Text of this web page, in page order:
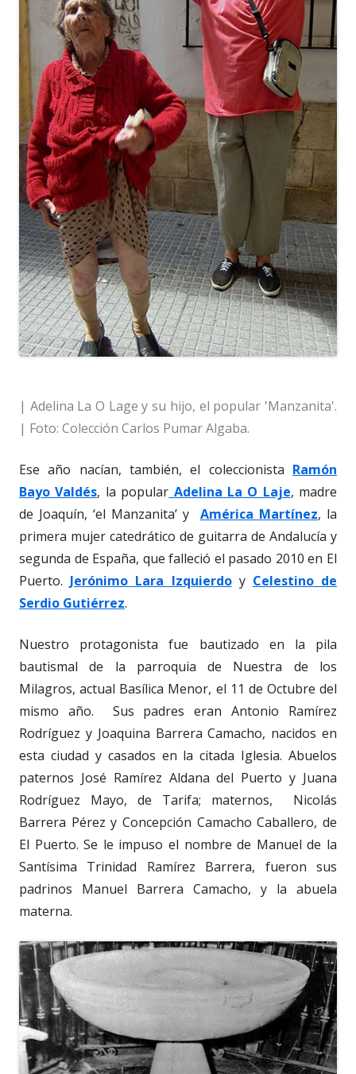
| Adelina La O Lage y su hijo, el popular 'Manzanita'.
| Foto: Colección Carlos Pumar Algaba.
Ese año nacían, también, el coleccionista Ramón
Bayo Valdés, la popular Adelina La O Laje, madre
de Joaquín, ‘el Manzanita’ y América Martínez, la
primera mujer catedrático de guitarra de Andalucía y
segunda de España, que falleció el pasado 2010 en El
Puerto. Jerónimo Lara Izquierdo y Celestino de
Serdio Gutiérrez.
Nuestro protagonista fue bautizado en la pila
bautismal de la parroquia de Nuestra de los
Milagros, actual Basílica Menor, el 11 de Octubre del
mismo año. Sus padres eran Antonio Ramírez
Rodríguez y Joaquina Barrera Camacho, nacidos en
esta ciudad y casados en la citada Iglesia. Abuelos
paternos José Ramírez Aldana del Puerto y Juana
Rodríguez Mayo, de Tarifa; maternos, Nicolás
Barrera Pérez y Concepción Camacho Caballero, de
El Puerto. Se le impuso el nombre de Manuel de la
Santísima Trinidad Ramírez Barrera, fueron sus
padrinos Manuel Barrera Camacho, y la abuela
materna.